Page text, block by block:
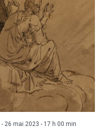
- 26 mai 2023 - 17 h 00 min